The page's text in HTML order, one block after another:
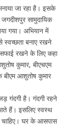
जा रहा है। इसके
सामुदायिक
गया। अभियान में
स्वच्छता बनाए रखने
रखने के लिए कहा
कुमार, बीएचएम
आशुतोष कुमार
गंदगी है। गंदगी रहने
हैं। इसलिए स्वस्थ
चाहिए। घर के आसपास